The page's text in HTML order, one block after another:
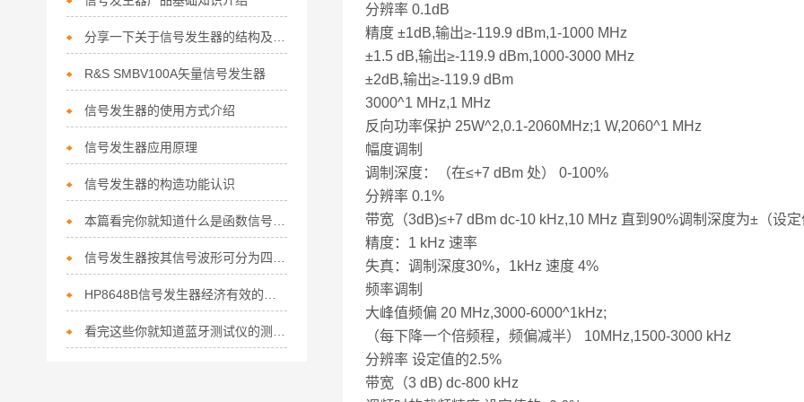
分辨率 0.1dB
精度 ±1dB,输出≥-119.9 dBm,1-1000 MHz
±1.5 dB,输出≥-119.9 dBm,1000-3000 MHz
±2dB,输出≥-119.9 dBm
3000^1 MHz,1 MHz
反向功率保护 25W^2,0.1-2060MHz;1 W,2060^1 MHz
幅度调制
调制深度：（在≤+7 dBm 处） 0-100%
分辨率 0.1%
带宽（3dB)≤+7 dBm dc-10 kHz,10 MHz 直到90%调制深度为±（设定
精度：1 kHz 速率
失真：调制深度30%，1kHz 速度 4%
频率调制
大峰值频偏 20 MHz,3000-6000^1kHz;
（每下降一个倍频程，频偏减半） 10MHz,1500-3000 kHz
分辨率 设定值的2.5%
带宽（3 dB) dc-800 kHz
R&S SMBV100A矢量信号发生器
信号发生器的使用方式介绍
信号发生器应用原理
信号发生器的构造功能认识